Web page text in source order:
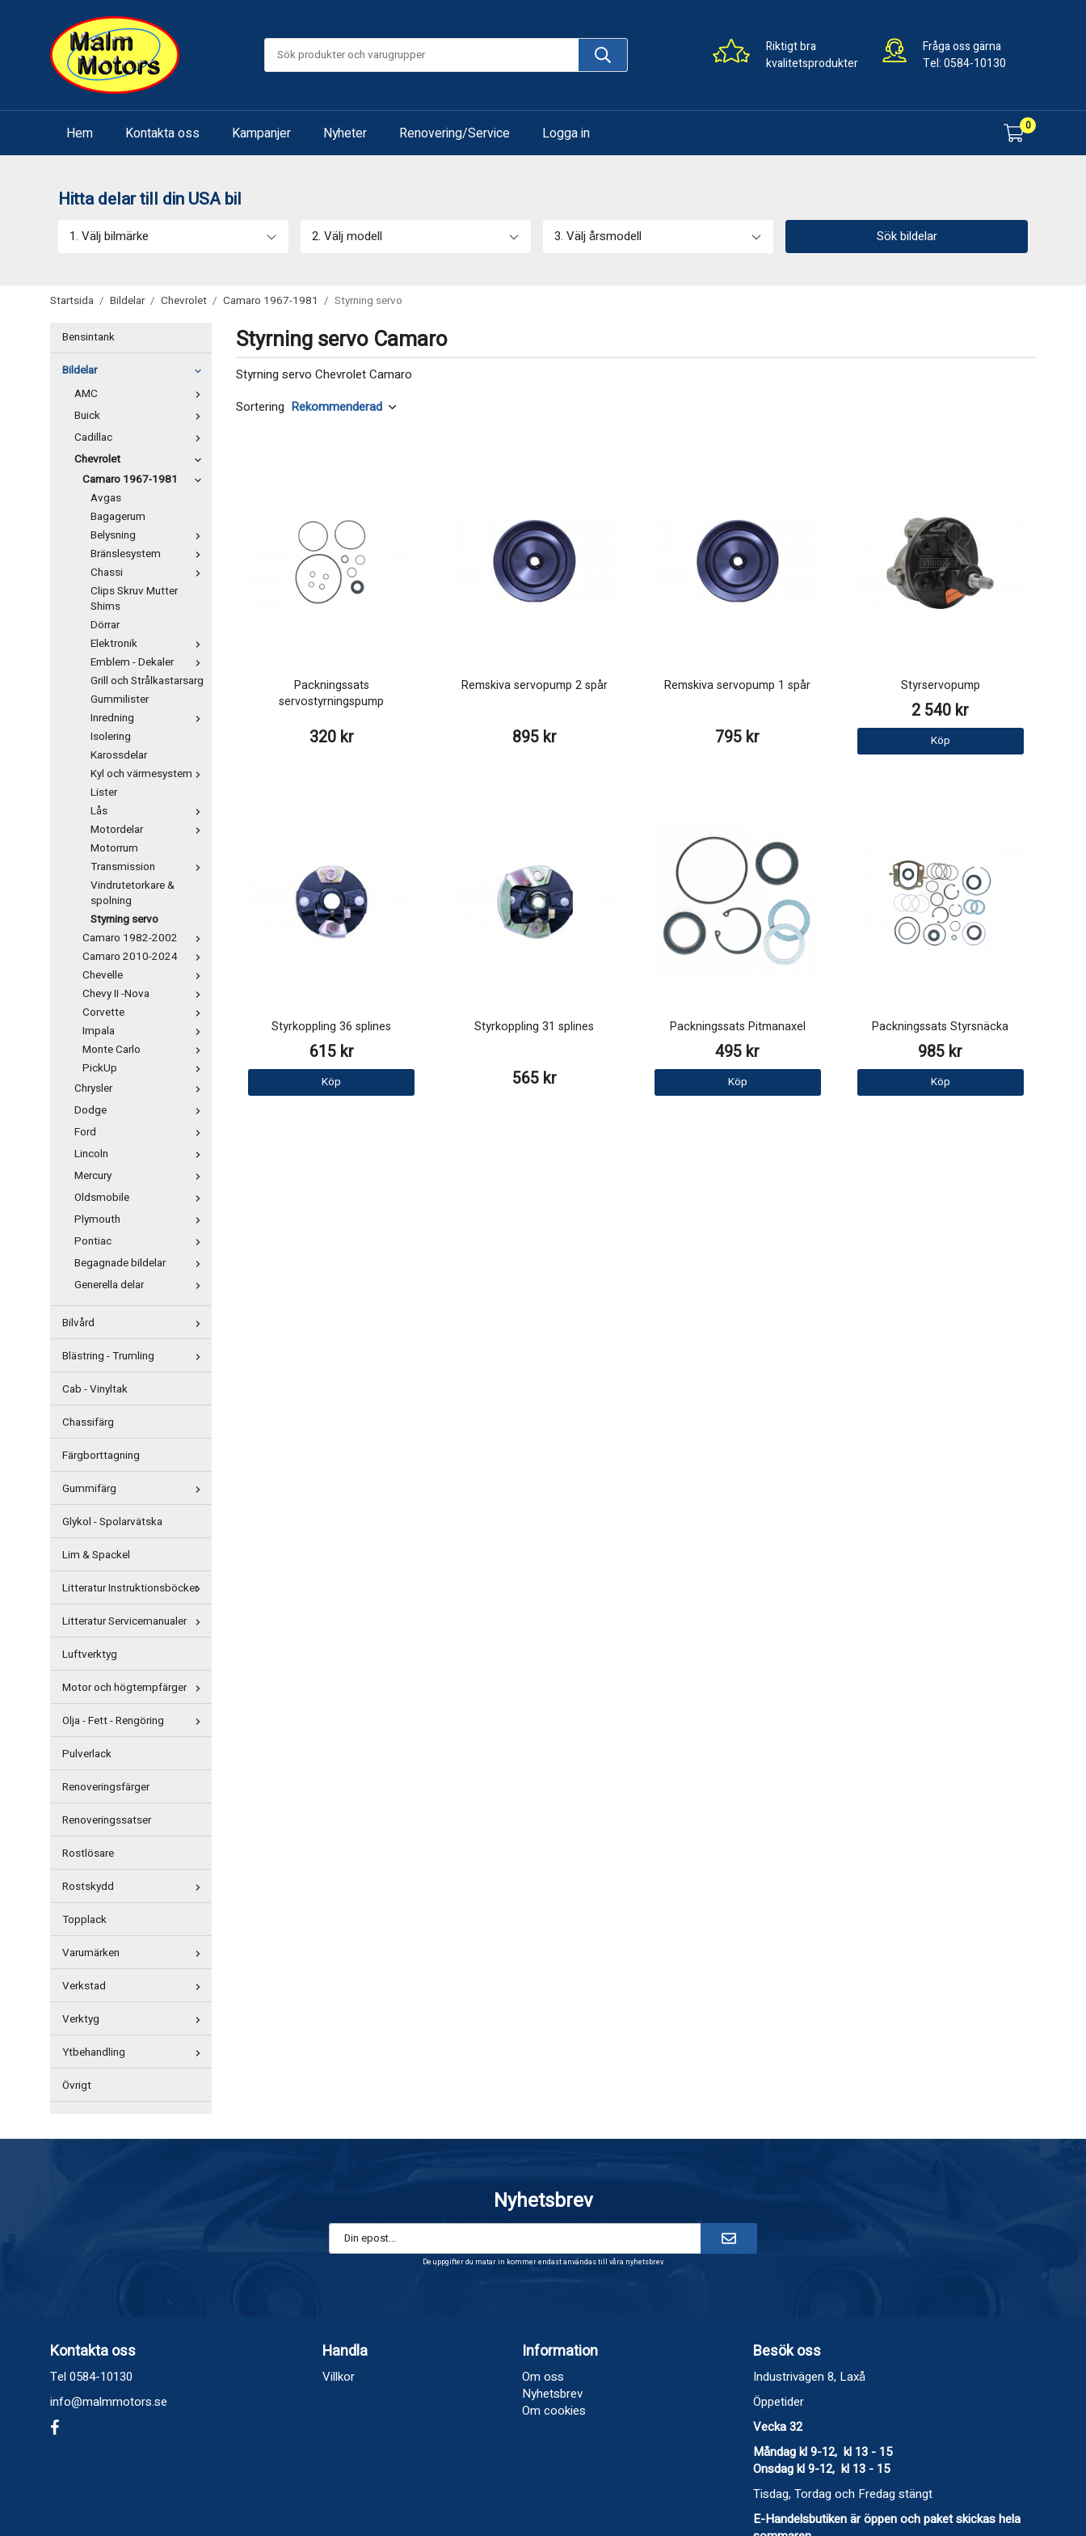
Riktigt bra
kvalitetsprodukter
Fråga oss gärna
Tel:0584-10130
Hem Kontakta oss Kampanjer Nyheter Renovering/Service Logga in 0
Hitta delar till din USA bil
1. Välj bilmärke 2. Välj modell 3. Välj årsmodell Sök bildelar
Startsida / Bildelar / Chevrolet / Camaro 1967-1981 / Styrning servo
Bensintank
Bildelar
AMC
Buick
Cadillac
Chevrolet
Camaro 1967-1981
Avgas
Bagagerum
Belysning
Bränslesystem
Chassi
Clips Skruv Mutter
Shims
Dörrar
Elektronik
Emblem - Dekaler
Grill och Strålkastarsarg
Gummilister
Inredning
Isolering
Karossdelar
Kyl och värmesystem
Lister
Lås
Motordelar
Motorrum
Transmission
Vindrutetorkare &
spolning
Styrning servo
Camaro 1982-2002
Camaro 2010-2024
Chevelle
Chevy II -Nova
Corvette
Impala
Monte Carlo
PickUp
Chrysler
Dodge
Ford
Lincoln
Mercury
Oldsmobile
Plymouth
Pontiac
Begagnade bildelar
Generella delar
Bilvård
Blästring - Trumling
Cab - Vinyltak
Chassifärg
Färgborttagning
Gummifärg
Glykol - Spolarvätska
Lim & Spackel
Litteratur Instruktionsböcker
Litteratur Servicemanualer
Luftverktyg
Motor och högtempfärger
Olja - Fett - Rengöring
Pulverlack
Renoveringsfärger
Renoveringssatser
Rostlösare
Rostskydd
Topplack
Varumärken
Verkstad
Verktyg
Ytbehandling
Övrigt
Styrning servo Camaro
Styrning servo Chevrolet Camaro
Sortering
Packningssats
servostyrningspump
320 kr
Remskiva servopump 2 spår
895 kr
Remskiva servopump 1 spår
795 kr
Styrservopump
2 540 kr
Köp
Styrkoppling 36 splines
615 kr
Köp
Styrkoppling 31 splines
565 kr
Packningssats Pitmanaxel
495 kr
Köp
Packningssats Styrsnäcka
985 kr
Köp
Nyhetsbrev
De uppgifter du matar in kommer endast användas till våra nyhetsbrev.
Kontakta oss
Tel 0584-10130
info@malmmotors.se
Handla
Villkor
Information
Om oss
Nyhetsbrev
Om cookies
Besök oss
Industrivägen 8, Laxå
Öppetider
Vecka 32
Måndag kl 9-12, kl 13 - 15
Onsdag kl 9-12, kl 13 - 15
Tisdag, Tordag och Fredag stängt
E-Handelsbutiken är öppen och paket skickas hela